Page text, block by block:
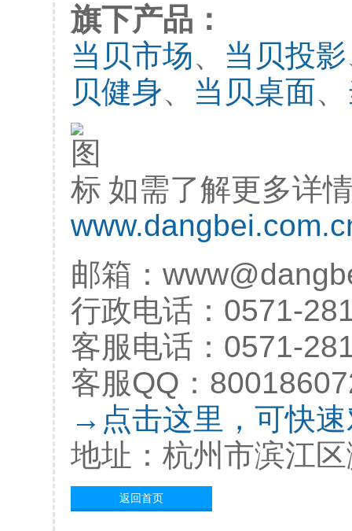
旗下产品：
当贝市场、 当贝投影
贝健身、 当贝桌面、
如需了解更多详
邮箱：
行政电话：0571-
客服电话：0571-
客服QQ：
→点击这里，可快
地址：杭州市滨江
返回首页